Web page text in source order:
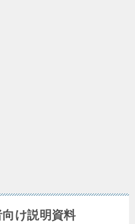
け説明資料